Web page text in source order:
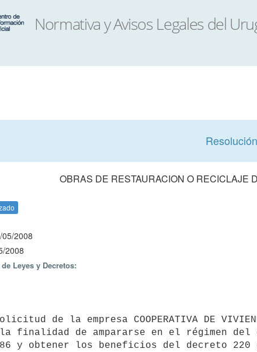
Resolución
OBRAS DE RESTAURACION O RECICLAJE
2008
2008
Leyes y Decretos:
de la empresa COOPERATIVA DE
finalidad de ampararse en el régimen del
y obtener los beneficios del decreto 220